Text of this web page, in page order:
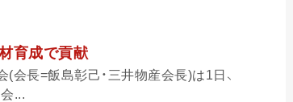
育成で貢献
会長=飯島彰己・三井物産会長)は1日、
...